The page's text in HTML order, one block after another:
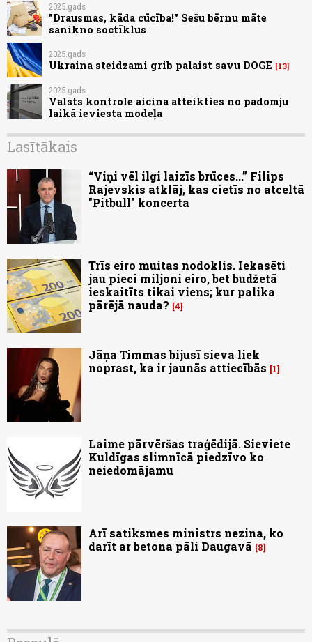
2025.gads
"Drausmas, kāda cūcība!" Sešu bērnu māte
sanikno soctīklus
2025.gads
Ukraina steidzami grib palaist savu DOGE 13
2025.gads
Valsts kontrole aicina atteikties no padomju
laikā ieviesta modeļa
Lasītākais
“Viņi vēl ilgi laizīs brūces...” Filips
Rajevskis atklāj, kas cietīs no atceltā
"Pitbull" koncerta
Trīs eiro muitas nodoklis. Iekasēti
jau pieci miljoni eiro, bet budžetā
ieskaitīts tikai viens; kur palika
pārējā nauda? 4
Jāņa Timmas bijusī sieva liek
noprast, ka ir jaunās attiecībās
1
Laime pārvēršas traģēdijā. Sieviete
Kuldīgas slimnīcā piedzīvo ko
neiedomājamu
Arī satiksmes ministrs nezina, ko
darīt ar betona pāli Daugavā
8